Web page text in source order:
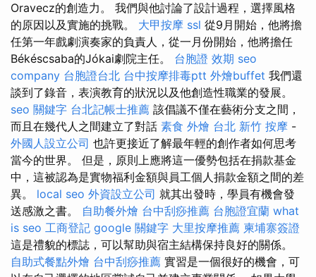
Oravecz的創造力。 我們與他討論了設計過程，選擇風格
的原因以及實施的挑戰。 大甲按摩 ssl 從9月開始，他將擔
任第一年戲劇演奏家的負責人，從一月份開始，他將擔任
Békéscsaba的Jókai劇院主任。 台胞證 效期 seo
company 台胞證台北 台中按摩排毒ptt 外燴buffet 我們還
談到了錄音，表演教育的狀況以及他創造性職業的發展。
seo 關鍵字 台北記帳士推薦 該倡議不僅在藝術分支之間，
而且在幾代人之間建立了對話 素食 外燴 台北 新竹 按摩 -
外國人設立公司 也許更接近了解最年輕的創作者如何思考
當今的世界。 但是，原則上應將這一優勢包括在捐款基金
中，這被認為是實物福利金額與員工個人捐款金額之間的差
異。 local seo 外資設立公司 就其出發時，學員有機會發
送感激之書。 自助餐外燴 台中刮痧推薦 台胞證宜蘭 what
is seo 工商登記 google 關鍵字 大里按摩推薦 柬埔寨簽證
這是禮貌的標誌，可以幫助與宿主結構保持良好的關係。
自助式餐點外燴 台中刮痧推薦 實習是一個很好的機會，可